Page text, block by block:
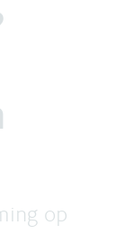
op